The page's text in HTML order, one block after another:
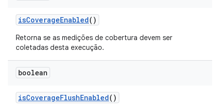
isCoverageEnabled()
Retorna se as medições de cobertura devem ser
coletadas desta execução.
boolean
isCoverageFlushEnabled()